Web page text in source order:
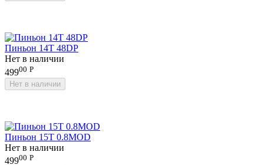
Пиньон 14T 48DP
Нет в наличии
49900 Р
Нет в наличии
Пиньон 15T 0.8MOD
Нет в наличии
49900 Р